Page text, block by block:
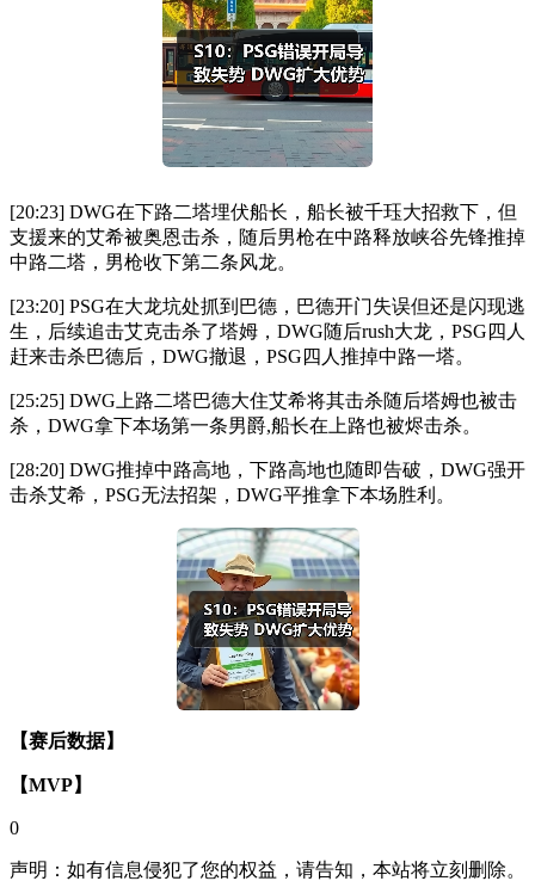
[20:23] DWG在下路二塔埋伏船长，船长被千珏大招救下，但
支援来的艾希被奥恩击杀，随后男枪在中路释放峡谷先锋推掉
中路二塔，男枪收下第二条风龙。
[23:20] PSG在大龙坑处抓到巴德，巴德开门失误但还是闪现逃
生，后续追击艾克击杀了塔姆，DWG随后rush大龙，PSG四人
赶来击杀巴德后，DWG撤退，PSG四人推掉中路一塔。
[25:25] DWG上路二塔巴德大住艾希将其击杀随后塔姆也被击
杀，DWG拿下本场第一条男爵,船长在上路也被烬击杀。
[28:20] DWG推掉中路高地，下路高地也随即告破，DWG强开
击杀艾希，PSG无法招架，DWG平推拿下本场胜利。
【赛后数据】
【MVP】
0
声明：如有信息侵犯了您的权益，请告知，本站将立刻删除。